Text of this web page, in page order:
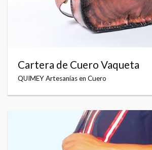
Cartera de Cuero Vaqueta
QUIMEY Artesanías en Cuero